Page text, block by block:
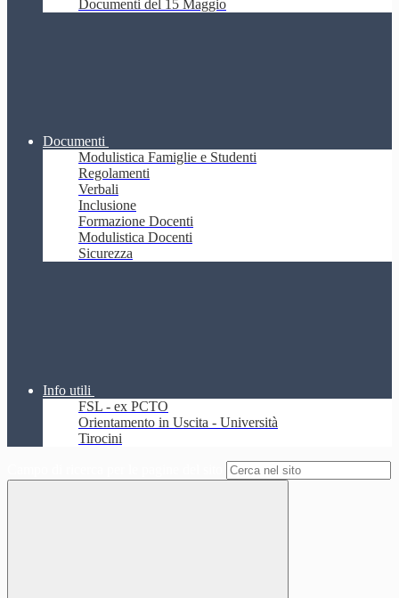
Documenti del 15 Maggio
Documenti
Modulistica Famiglie e Studenti
Regolamenti
Verbali
Inclusione
Formazione Docenti
Modulistica Docenti
Sicurezza
Info utili
FSL - ex PCTO
Orientamento in Uscita - Università
Tirocini